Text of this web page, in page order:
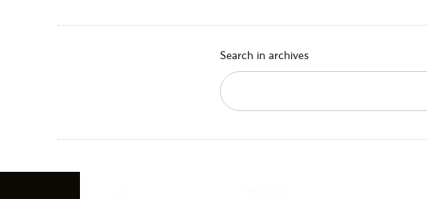
Search in archives